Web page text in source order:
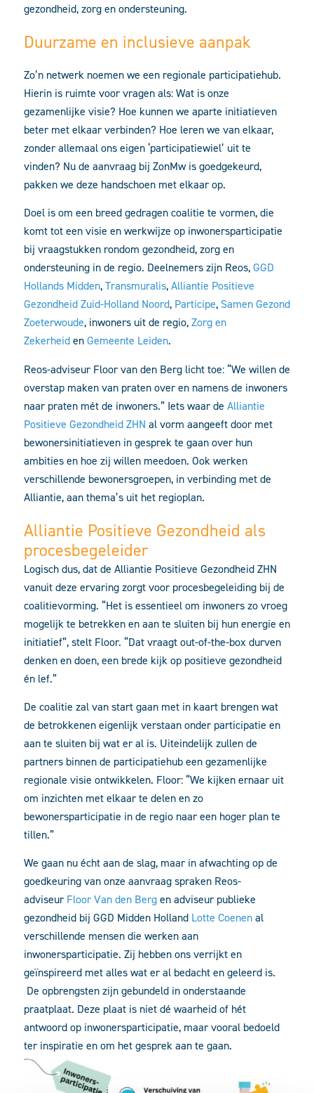
gezondheid, zorg en ondersteuning.
Duurzame en inclusieve aanpak
Zo’n netwerk noemen we een regionale participatiehub.
Hierin is ruimte voor vragen als: Wat is onze
gezamenlijke visie? Hoe kunnen we aparte initiatieven
beter met elkaar verbinden? Hoe leren we van elkaar,
zonder allemaal ons eigen ‘participatiewiel’ uit te
vinden? Nu de aanvraag bij ZonMw is goedgekeurd,
pakken we deze handschoen met elkaar op.
Doel is om een breed gedragen coalitie te vormen, die
komt tot een visie en werkwijze op inwonersparticipatie
bij vraagstukken rondom gezondheid, zorg en
ondersteuning in de regio. Deelnemers zijn Reos,GGD
Hollands Midden,Transmuralis,Alliantie Positieve
Gezondheid Zuid-Holland Noord, Participe, Samen Gezond
Zoeterwoude, inwoners uit de regio,Zorg en
ZekerheidenGemeente Leiden.
Reos-adviseur Floor van den Berg licht toe: “We willen de
overstap maken van praten over en namens de inwoners
naar praten mét de inwoners.” Iets waar de Alliantie
Positieve Gezondheid ZHN al vorm aangeeft door met
bewonersinitiatieven in gesprek te gaan over hun
ambities en hoe zij willen meedoen. Ook werken
verschillende bewonersgroepen, in verbinding met de
Alliantie, aan thema’s uit het regioplan.
Alliantie Positieve Gezondheid als
procesbegeleider
Logisch dus, dat de Alliantie Positieve Gezondheid ZHN
vanuit deze ervaring zorgt voor procesbegeleiding bij de
coalitievorming. “Het is essentieel om inwoners zo vroeg
mogelijk te betrekken en aan te sluiten bij hun energie en
initiatief”, stelt Floor. “Dat vraagt out-of-the-box durven
denken en doen, een brede kijk op positieve gezondheid
én lef.”
De coalitie zal van start gaan met in kaart brengen wat
de betrokkenen eigenlijk verstaan onder participatie en
aan te sluiten bij wat er al is. Uiteindelijk zullen de
partners binnen de participatiehub een gezamenlijke
regionale visie ontwikkelen. Floor: “We kijken ernaar uit
om inzichten met elkaar te delen en zo
bewonersparticipatie in de regio naar een hoger plan te
tillen.”
We gaan nu écht aan de slag, maar in afwachting op de
goedkeuring van onze aanvraag spraken Reos-
adviseurFloor Van den Bergen adviseur publieke
gezondheid bij GGD Midden Holland Lotte Coenenal
verschillende mensen die werken aan
inwonersparticipatie. Zij hebben ons verrijkt en
geïnspireerd met alles wat er al bedacht en geleerd is.
De opbrengsten zijn gebundeld in onderstaande
praatplaat. Deze plaat is niet dé waarheid of hét
antwoord op inwonersparticipatie, maar vooral bedoeld
ter inspiratie en om het gesprek aan te gaan.